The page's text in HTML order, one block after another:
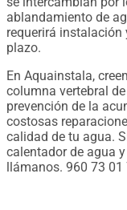
ablandamiento de
requerirá
plazo.
En Aquainstala,
columna vertebral
prevención de la
costosas
calidad de tu agua.
calentador de agua
llámanos. 960 73 01